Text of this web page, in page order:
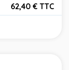
62,40 € TTC